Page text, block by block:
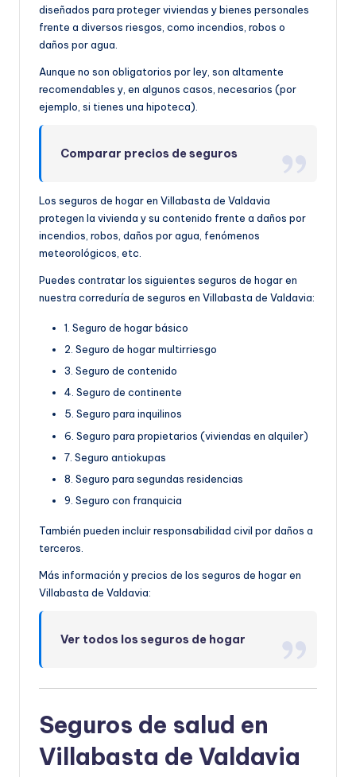
diseñados para proteger viviendas y bienes personales
frente a diversos riesgos, como incendios, robos o
daños por agua.
Aunque no son obligatorios por ley, son altamente
recomendables y, en algunos casos, necesarios (por
ejemplo, si tienes una hipoteca).
Comparar precios de seguros
Los seguros de hogar en Villabasta de Valdavia
protegen la vivienda y su contenido frente a daños por
incendios, robos, daños por agua, fenómenos
meteorológicos, etc.
Puedes contratar los siguientes seguros de hogar en
nuestra correduría de seguros en Villabasta de Valdavia:
1. Seguro de hogar básico
2. Seguro de hogar multirriesgo
3. Seguro de contenido
4. Seguro de continente
5. Seguro para inquilinos
6. Seguro para propietarios (viviendas en alquiler)
7. Seguro antiokupas
8. Seguro para segundas residencias
9. Seguro con franquicia
También pueden incluir responsabilidad civil por daños a
terceros.
Más información y precios de los seguros de hogar en
Villabasta de Valdavia:
Ver todos los seguros de hogar
Seguros de salud en
Villabasta de Valdavia